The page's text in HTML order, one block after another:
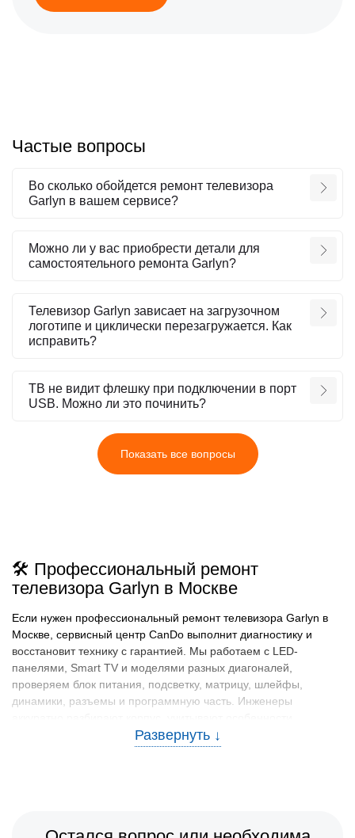
Частые вопросы
Во сколько обойдется ремонт телевизора
Garlyn в вашем сервисе?
Можно ли у вас приобрести детали для
самостоятельного ремонта Garlyn?
Телевизор Garlyn зависает на загрузочном
логотипе и циклически перезагружается. Как
исправить?
ТВ не видит флешку при подключении в порт
USB. Можно ли это починить?
Показать все вопросы
🛠️ Профессиональный ремонт
телевизора Garlyn в Москве
Если нужен профессиональный ремонт телевизора Garlyn в
Москве, сервисный центр CanDo выполнит диагностику и
восстановит технику с гарантией. Мы работаем с LED-
панелями, Smart TV и моделями разных диагоналей,
проверяем блок питания, подсветку, матрицу, шлейфы,
динамики, разъемы и программную часть. Инженеры
телевизоров Гарлин и не меняют модули без подтвержденной
В мастерскую часто обращаются, когда телевизор Garlyn не